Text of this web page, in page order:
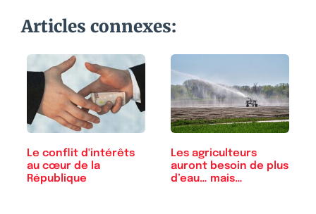
Articles connexes:
Le conflit d'intérêts
au cœur de la
République
Les agriculteurs
auront besoin de plus
d’eau… mais…